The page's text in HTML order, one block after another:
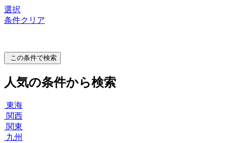
選択
条件クリア
この条件で検索
人気の条件から検索
東海
関西
関東
九州